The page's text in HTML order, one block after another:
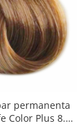
permanenta
Color Plus 8.3,